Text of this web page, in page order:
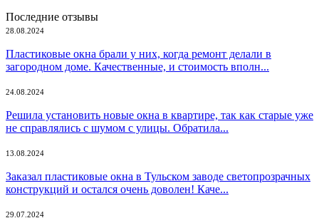
Последние отзывы
28.08.2024
Пластиковые окна брали у них, когда ремонт делали в
загородном доме. Качественные, и стоимость вполн...
24.08.2024
Решила установить новые окна в квартире, так как старые уже
не справлялись с шумом с улицы. Обратила...
13.08.2024
Заказал пластиковые окна в Тульском заводе светопрозрачных
конструкций и остался очень доволен! Каче...
29.07.2024